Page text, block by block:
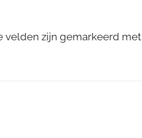
velden zijn gemarkeerd met